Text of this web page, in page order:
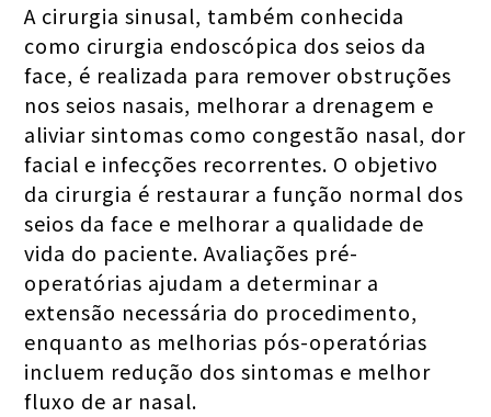
A cirurgia sinusal, também conhecida
como cirurgia endoscópica dos seios da
face, é realizada para remover obstruções
nos seios nasais, melhorar a drenagem e
aliviar sintomas como congestão nasal, dor
facial e infecções recorrentes. O objetivo
da cirurgia é restaurar a função normal dos
seios da face e melhorar a qualidade de
vida do paciente. Avaliações pré-
operatórias ajudam a determinar a
extensão necessária do procedimento,
enquanto as melhorias pós-operatórias
incluem redução dos sintomas e melhor
fluxo de ar nasal.